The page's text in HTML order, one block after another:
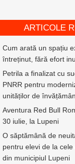
ARTICOLE
Cum arată un spațiu
întreținut, fără efort
Petrila a finalizat cu
PNRR pentru
unităților de
Aventura Red Bull
30 iulie, la Lupeni
O săptămână de
pentru elevi de la
din municipiul Lupeni